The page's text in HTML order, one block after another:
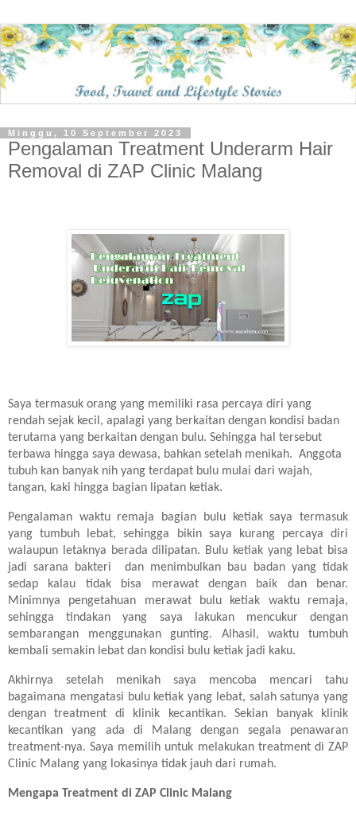
Minggu, 10 September 2023
Pengalaman Treatment Underarm Hair
Removal di ZAP Clinic Malang
Saya termasuk orang yang memiliki rasa percaya diri yang
rendah sejak kecil, apalagi yang berkaitan dengan kondisi badan
terutama yang berkaitan dengan bulu. Sehingga hal tersebut
terbawa hingga saya dewasa, bahkan setelah menikah. Anggota
tubuh kan banyak nih yang terdapat bulu mulai dari wajah,
tangan, kaki hingga bagian lipatan ketiak.
Pengalaman waktu remaja bagian bulu ketiak saya termasuk
yang tumbuh lebat, sehingga bikin saya kurang percaya diri
walaupun letaknya berada dilipatan. Bulu ketiak yang lebat bisa
jadi sarana bakteri dan menimbulkan bau badan yang tidak
sedap kalau tidak bisa merawat dengan baik dan benar.
Minimnya pengetahuan merawat bulu ketiak waktu remaja,
sehingga tindakan yang saya lakukan mencukur dengan
sembarangan menggunakan gunting. Alhasil, waktu tumbuh
kembali semakin lebat dan kondisi bulu ketiak jadi kaku.
Akhirnya setelah menikah saya mencoba mencari tahu
bagaimana mengatasi bulu ketiak yang lebat, salah satunya yang
dengan treatment di klinik kecantikan. Sekian banyak klinik
kecantikan yang ada di Malang dengan segala penawaran
treatment-nya. Saya memilih untuk melakukan treatment di ZAP
Clinic Malang yang lokasinya tidak jauh dari rumah.
Mengapa Treatment di ZAP Clinic Malang